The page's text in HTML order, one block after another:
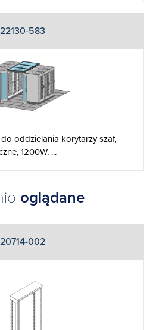
22130-583
oddzielania korytarzy szaf,
1200W, ...
oglądane
20714-002